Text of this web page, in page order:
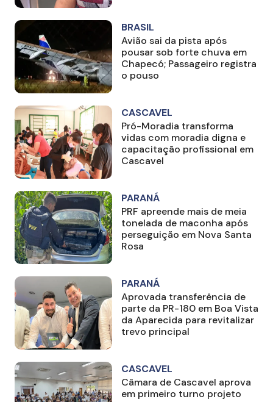
BRASIL
Avião sai da pista após
pousar sob forte chuva em
Chapecó; Passageiro registra
o pouso
CASCAVEL
Pró-Moradia transforma
vidas com moradia digna e
capacitação profissional em
Cascavel
PARANÁ
PRF apreende mais de meia
tonelada de maconha após
perseguição em Nova Santa
Rosa
PARANÁ
Aprovada transferência de
parte da PR-180 em Boa Vista
da Aparecida para revitalizar
trevo principal
CASCAVEL
Câmara de Cascavel aprova
em primeiro turno projeto